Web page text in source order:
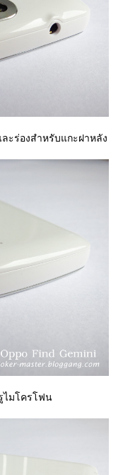
ะร่องสำหรับแกะฝาหลัง
ไมโครโฟน